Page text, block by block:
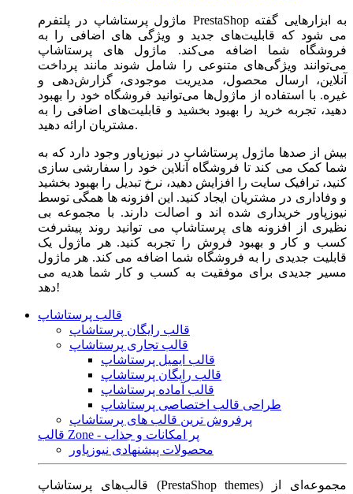
ماژول‌ پرستاشاپ در پلتفرم PrestaShop به ابزارهایی گفته
می شود که قابلیت‌های جدید و ویژگی های اضافی را به
فروشگاه شما اضافه می‌کند. ماژول های پرستاشاپ
می‌توانند ویژگی‌های متنوعی را شامل شوند مانند پرداخت
آنلاین، ارسال محصول، مدیریت موجودی، گزارش‌دهی و
غیره. با استفاده از ماژول‌ها می‌توانید فروشگاه خود را بهبود
دهید، تجربه خرید را بهبود بخشید و قابلیت‌های اضافی را به
مشتریان ارائه دهید.
بیش از صدها ماژول پرستاشاپ در نیوزپاور وجود دارد که به
شما کمک می کند تا فروشگاه آنلاین خود را سفارشی سازی
کنید، ترافیک سایت را افزایش دهید، نرخ تبدیل را بهبود بخشید
و وفاداری در مشتریان ایجاد کنید. این افزونه ها همگی توسط
نیوزپاور خریداری شده اند و اصالت دارند. با مجموعه بی
نظیری از افزونه های پرستاشاپ می توانید روند پیشرفت
کسب و کار و بهبود فروش را تجربه کنید. هر ماژول یک
قابلیت جدیدی را به فروشگاه شما اضافه می کند. هر ماژول
مسیر جدیدی برای موفقیت به کسب و کار شما هدیه می
دهد!
قالب پرستاشاپ
قالب رایگان پرستاشاپ
قالب تجاری پرستاشاپ
قالب ایمیل پرستاشاپ
قالب رایگان پرستاشاپ
قالب آماده پرستاشاپ
طراحی قالب اختصاصی پرستاشاپ
پرفروش ترین قالب های پرستاشاپ
قالب Zone - پر امکانات و جذاب
محصولات پیشنهادی نیوزپاور
قالب‌های پرستاشاپ (PrestaShop themes) مجموعه‌ای از